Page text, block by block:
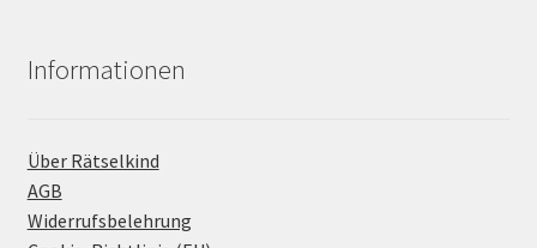
Informationen
Über Rätselkind
AGB
Widerrufsbelehrung